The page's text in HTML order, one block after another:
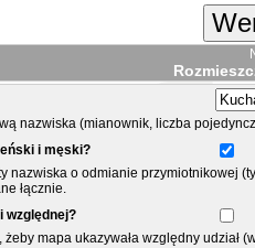
nazwiska (mianownik, liczba
i męski?
nazwiska o odmianie przymiotnikowej
łącznie.
względnej?
mapa ukazywała względny